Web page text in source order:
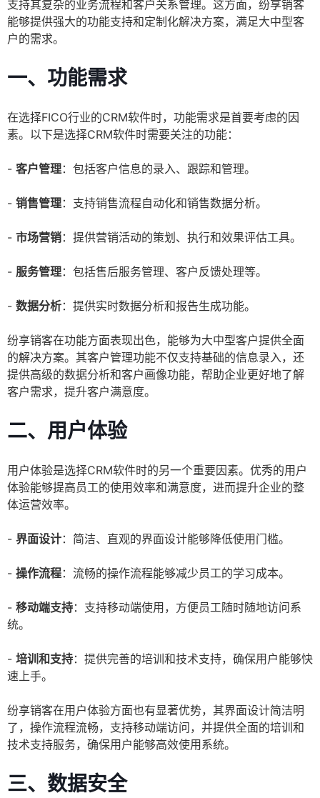
支持其复杂的业务流程和客户关系管理。这方面，纷享销客
能够提供强大的功能支持和定制化解决方案，满足大中型客
户的需求。
一、功能需求
在选择FICO行业的CRM软件时，功能需求是首要考虑的因
素。以下是选择CRM软件时需要关注的功能：
- 客户管理：包括客户信息的录入、跟踪和管理。
- 销售管理：支持销售流程自动化和销售数据分析。
- 市场营销：提供营销活动的策划、执行和效果评估工具。
- 服务管理：包括售后服务管理、客户反馈处理等。
- 数据分析：提供实时数据分析和报告生成功能。
纷享销客在功能方面表现出色，能够为大中型客户提供全面
的解决方案。其客户管理功能不仅支持基础的信息录入，还
提供高级的数据分析和客户画像功能，帮助企业更好地了解
客户需求，提升客户满意度。
二、用户体验
用户体验是选择CRM软件时的另一个重要因素。优秀的用户
体验能够提高员工的使用效率和满意度，进而提升企业的整
体运营效率。
- 界面设计：简洁、直观的界面设计能够降低使用门槛。
- 操作流程：流畅的操作流程能够减少员工的学习成本。
- 移动端支持：支持移动端使用，方便员工随时随地访问系
统。
- 培训和支持：提供完善的培训和技术支持，确保用户能够快
速上手。
纷享销客在用户体验方面也有显著优势，其界面设计简洁明
了，操作流程流畅，支持移动端访问，并提供全面的培训和
技术支持服务，确保用户能够高效使用系统。
三、数据安全